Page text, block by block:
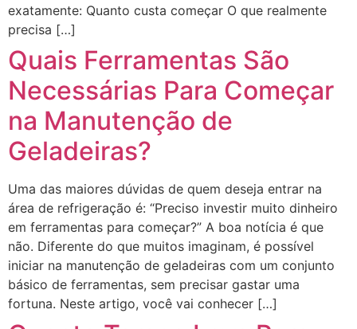
exatamente: Quanto custa começar O que realmente
precisa […]
Quais Ferramentas São
Necessárias Para Começar
na Manutenção de
Geladeiras?
Uma das maiores dúvidas de quem deseja entrar na
área de refrigeração é: “Preciso investir muito dinheiro
em ferramentas para começar?” A boa notícia é que
não. Diferente do que muitos imaginam, é possível
iniciar na manutenção de geladeiras com um conjunto
básico de ferramentas, sem precisar gastar uma
fortuna. Neste artigo, você vai conhecer […]